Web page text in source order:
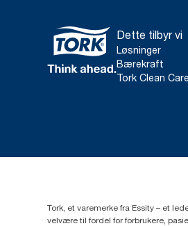
Dette tilbyr vi
Løsninger
Bærekraft
Tork Clean Care
Tork, et varemerke fra Essity – et
velvære til fordel for forbrukere,